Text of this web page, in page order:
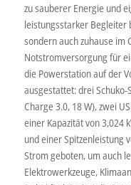
zu sauberer Energie und
leistungsstarker Begleiter
sondern auch zuhause im
Notstromversorgung für
die Powerstation auf der
ausgestattet: drei Schuko-
Charge 3.0, 18 W), zwei
einer Kapazität von 3,024
und einer Spitzenleistung
Strom geboten, um auch
Elektrowerkzeuge,